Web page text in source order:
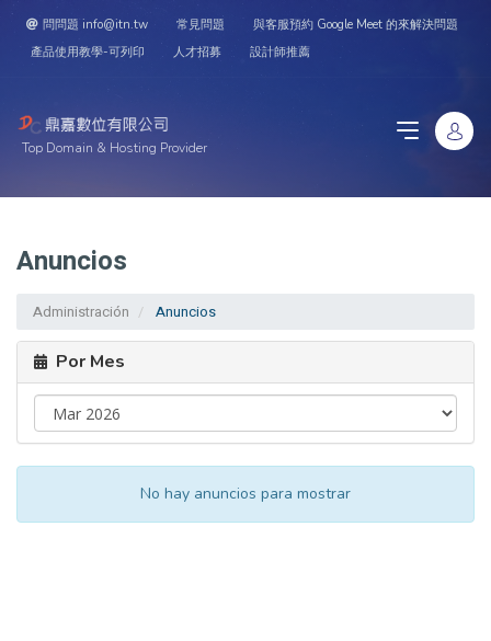
問問題 info@itn.tw 常見問題
與客服預約 Google Meet 的來解決問題
產品使用教學-可列印
人才招募 設計師推薦
Top Domain & Hosting Provider
Anuncios
Administración Anuncios
Por Mes
No hay anuncios para mostrar